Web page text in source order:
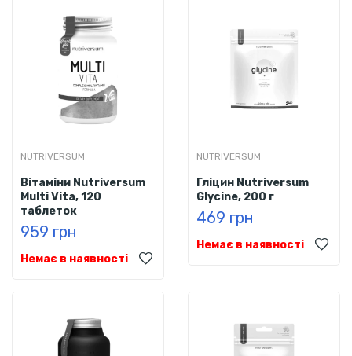
NUTRIVERSUM
Вітаміни Nutriversum
Multi Vita, 120
таблеток
959 грн
Немає в наявності
NUTRIVERSUM
Гліцин Nutriversum
Glycine, 200 г
469 грн
Немає в наявності